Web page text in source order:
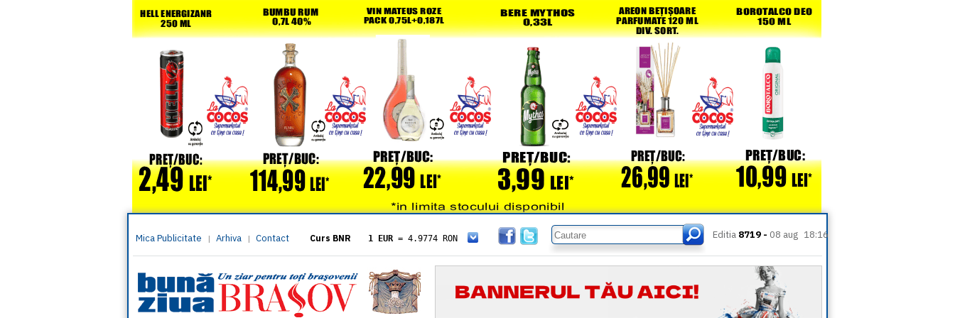
Mica Publicitate | Arhiva | Contact Curs BNR 1 EUR = 4.9774 RON
= 5.8304 RON
1 XAU= 464.4611 RON
1 AED= 1.1933 RON
1 AUD= 2.7957 RON
1 BGN= 2.5449 RON
Editia 8719 - 08 aug 18:16